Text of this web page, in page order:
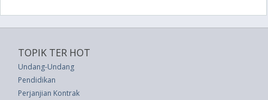
TOPIK TER HOT
Undang-Undang
Pendidikan
Perjanjian Kontrak